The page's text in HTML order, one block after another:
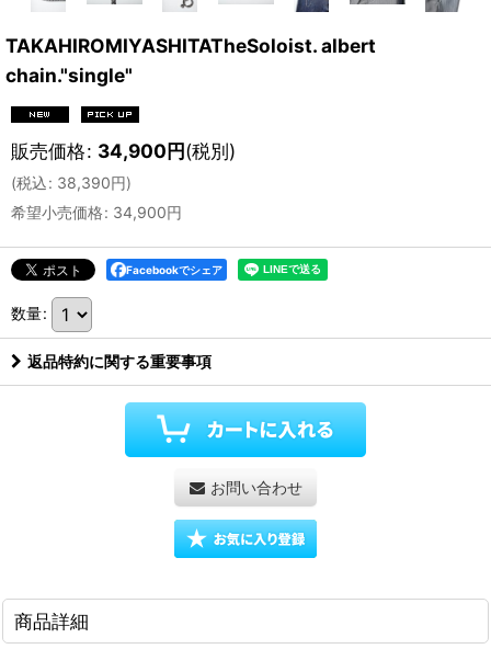
TAKAHIROMIYASHITATheSoloist. albert
chain."single"
販売価格: 34,900円(税別)
(税込: 38,390円)
希望小売価格: 34,900円
Facebookでシェア
数量:
返品特約に関する重要事項
お問い合わせ
商品詳細